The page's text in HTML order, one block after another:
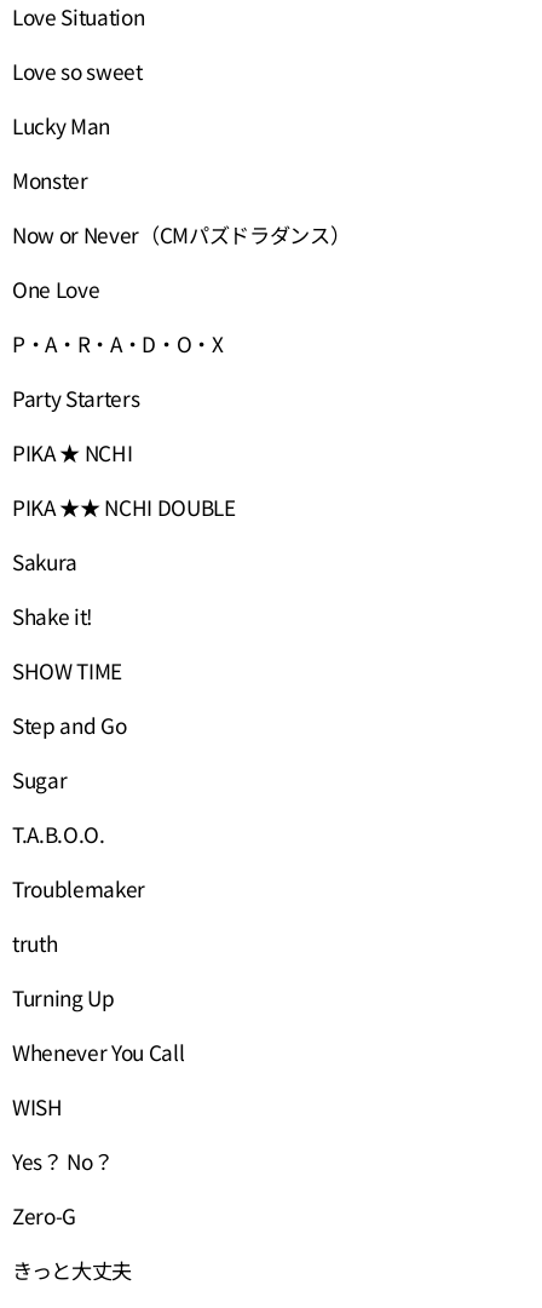
Love Situation
Love so sweet
Lucky Man
Monster
Now or Never（CMパズドラダンス）
One Love
P・A・R・A・D・O・X
Party Starters
PIKA ★ NCHI
PIKA ★★ NCHI DOUBLE
Sakura
Shake it!
SHOW TIME
Step and Go
Sugar
T.A.B.O.O.
Troublemaker
truth
Turning Up
Whenever You Call
WISH
Yes？ No？
Zero-G
きっと大丈夫